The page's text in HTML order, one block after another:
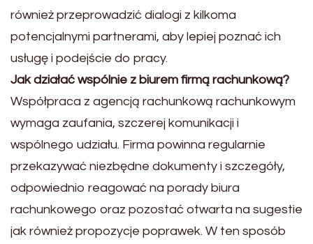
również przeprowadzić dialogi z kilkoma
potencjalnymi partnerami, aby lepiej poznać ich
usługę i podejście do pracy.
Jak działać wspólnie z biurem firmą rachunkową?
Współpraca z agencją rachunkową rachunkowym
wymaga zaufania, szczerej komunikacji i
wspólnego udziału. Firma powinna regularnie
przekazywać niezbędne dokumenty i szczegóły,
odpowiednio reagować na porady biura
rachunkowego oraz pozostać otwarta na sugestie
jak również propozycje poprawek. W ten sposób